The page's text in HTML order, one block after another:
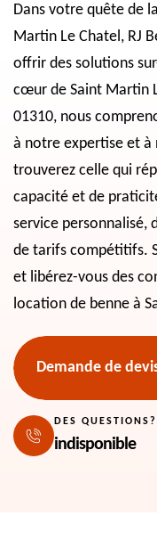
Dans votre quête de
Martin Le Chatel, RJ
offrir des solutions
cœur de Saint Martin
01310, nous
à notre expertise et à
trouverez celle qui
capacité et de
service personnalisé,
de tarifs compétitifs.
et libérez-vous des
location de benne à
Demande de
DES QUESTIONS?
indisponible